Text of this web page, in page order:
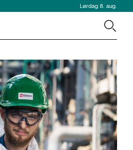
Lørdag 8. aug.